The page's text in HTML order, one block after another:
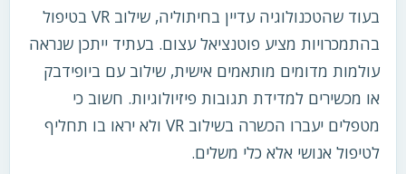
בעוד שהטכנולוגיה עדיין בחיתוליה, שילוב VR בטיפול
בהתמכרויות מציע פוטנציאל עצום. בעתיד ייתכן שנראה
עולמות מדומים מותאמים אישית, שילוב עם ביופידבק
או מכשירים למדידת תגובות פיזיולוגיות. חשוב כי
מטפלים יעברו הכשרה בשילוב VR ולא יראו בו תחליף
לטיפול אנושי אלא כלי משלים.